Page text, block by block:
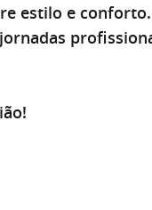
estilo e conforto.